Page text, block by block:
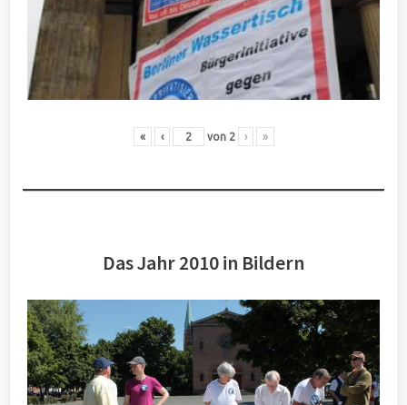
« ‹ von 2 › »
Das Jahr 2010 in Bildern